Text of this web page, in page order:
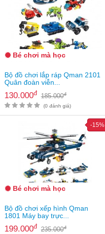
FAQ
Bộ đồ chơi lắp ráp Qman 2101
Quân đoàn viễn...
130.000đ 185.000đ
(0 đánh giá)
Bé chơi mà học
Bộ đồ chơi xếp hình Qman
1801 Máy bay trực...
199.000đ 235.000đ
-15%
Bé chơi mà học